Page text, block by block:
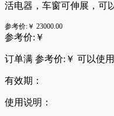
活电器，车窗可伸展，可
参考价:￥ 23000.00
参考价:￥
订单满 参考价:￥ 可以使用
有效期：
使用说明：